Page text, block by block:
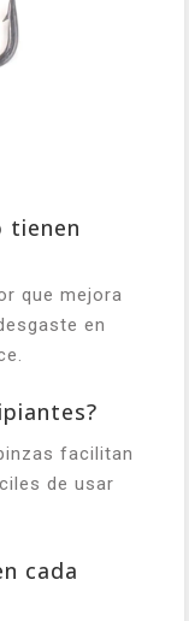
tienen
que mejora
en
facilitan
de usar
cada